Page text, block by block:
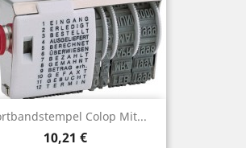
Colop Mit...
Preis
10,21 €